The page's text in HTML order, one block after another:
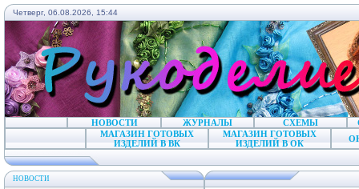
Четверг, 06.08.2026, 15:44
НОВОСТИ ЖУРНАЛЫ СХЕМЫ
МАГАЗИН ГОТОВЫХ
ИЗДЕЛИЙ В ВК
МАГАЗИН ГОТОВЫХ
ИЗДЕЛИЙ В ОК
НОВОСТИ